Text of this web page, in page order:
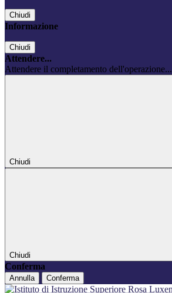
Chiudi
Informazione
Chiudi
Attendere...
Attendere il completamento dell'operazione...
Chiudi
Chiudi
Conferma
Annulla Conferma